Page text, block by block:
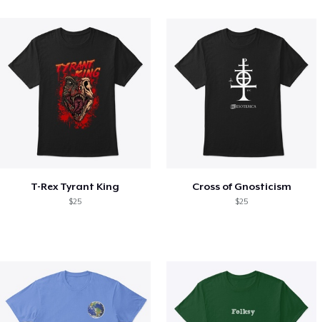
T-Rex Tyrant King
$25
Cross of Gnosticism
$25